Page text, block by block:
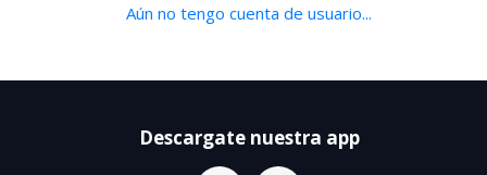
Aún no tengo cuenta de usuario...
Descargate nuestra app